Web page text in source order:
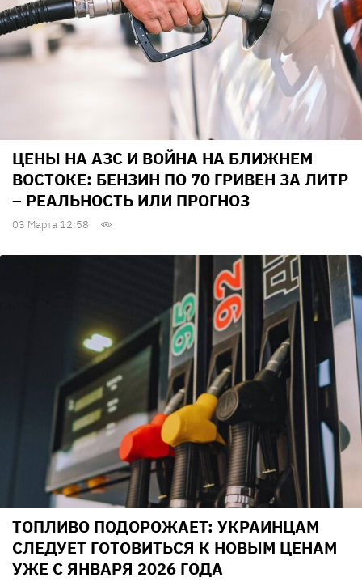
ЦЕНЫ НА АЗС И ВОЙНА НА БЛИЖНЕМ
ВОСТОКЕ: БЕНЗИН ПО 70 ГРИВЕН ЗА ЛИТР
– РЕАЛЬНОСТЬ ИЛИ ПРОГНОЗ
03 Марта 12:58
ТОПЛИВО ПОДОРОЖАЕТ: УКРАИНЦАМ
СЛЕДУЕТ ГОТОВИТЬСЯ К НОВЫМ ЦЕНАМ
УЖЕ С ЯНВАРЯ 2026 ГОДА